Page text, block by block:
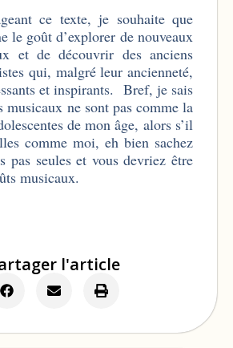
ce texte, je souhaite que
le goût d’explorer de nouveaux
et de découvrir des anciens
qui, malgré leur ancienneté,
et inspirants. Bref, je sais
musicaux ne sont pas comme la
de mon âge, alors s’il
comme moi, eh bien sachez
pas seules et vous devriez être
musicaux.
l'article